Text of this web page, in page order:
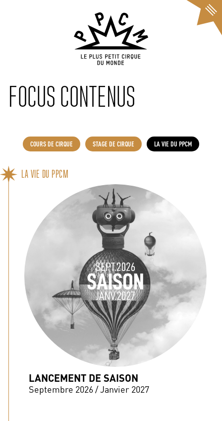
FOCUS CONTENUS
COURS DE CIRQUE STAGE DE CIRQUE LA VIE DU PPCM
LA VIE DU PPCM
LANCEMENT DE SAISON
Septembre 2026 / Janvier 2027